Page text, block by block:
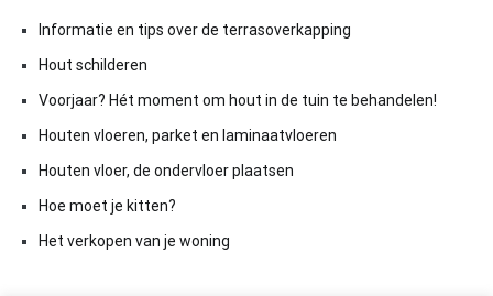
Informatie en tips over de terrasoverkapping
Hout schilderen
Voorjaar? Hét moment om hout in de tuin te behandelen!
Houten vloeren, parket en laminaatvloeren
Houten vloer, de ondervloer plaatsen
Hoe moet je kitten?
Het verkopen van je woning